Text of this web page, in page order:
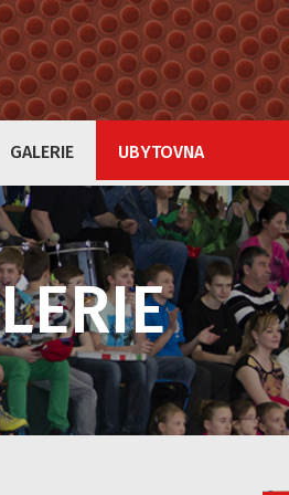
GALERIE UBYTOVNA